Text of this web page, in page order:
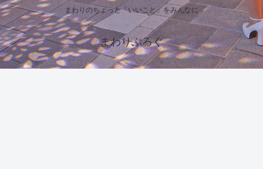
まわりのちょっと「いいこと」をみんなに
まわりぶろぐ